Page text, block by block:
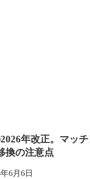
年改正。マッ
換の注意点
6月6日